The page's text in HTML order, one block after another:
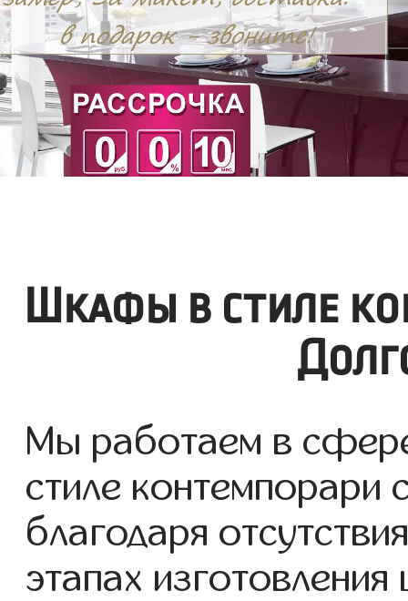
Шкафы в стиле
Мы работаем в
стиле контемпорари
благодаря
этапах